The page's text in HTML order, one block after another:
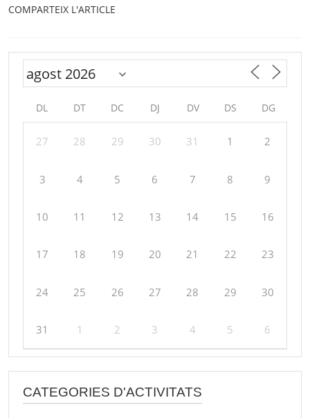
COMPARTEIX L'ARTICLE
DL DT DC DJ DV DS DG
27 28 29 30 31 1 2
3 4 5 6 7 8 9
10 11 12 13 14 15 16
17 18 19 20 21 22 23
24 25 26 27 28 29 30
31 1 2 3 4 5 6
CATEGORIES D'ACTIVITATS